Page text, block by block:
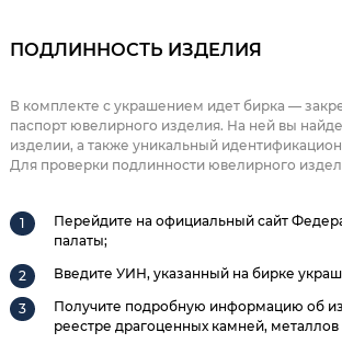
ПОДЛИННОСТЬ ИЗДЕЛИЯ
В комплекте с украшением идет бирка —
паспорт ювелирного изделия. На ней вы
изделии, а также уникальный
Для проверки подлинности ювелирного
Перейдите на официальный сайт
палаты;
Введите УИН, указанный на бирке
Получите подробную информацию об
реестре драгоценных камней,